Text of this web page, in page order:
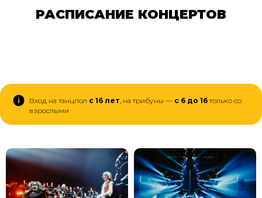
РАСПИСАНИЕ КОНЦЕРТОВ
Вход на танцпол с 16 лет, на трибуны — с 6 до 16только со
взрослыми